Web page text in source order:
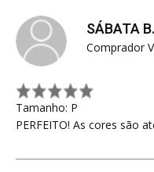
SÁBATA B.
Comprador
Tamanho: P
PERFEITO! As cores são